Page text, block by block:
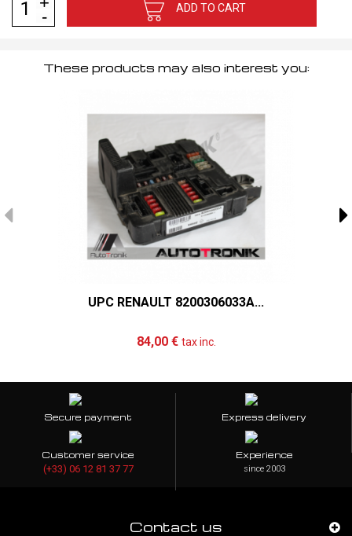
ADD TO CART
These products may also interest you:
UPC RENAULT 8200306033A...
84,00 € tax inc.
Secure payment Express delivery
Customer service
(+33) 06 12 81 37 77
Experience
since 2003
Contact us